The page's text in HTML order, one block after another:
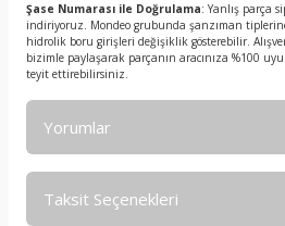
Şase Numarası ile Doğrulama: Yanlış parça
indiriyoruz. Mondeo grubunda şanzıman
hidrolik boru girişleri değişiklik gösterebilir.
bizimle paylaşarak parçanın aracınıza %100
teyit ettirebilirsiniz.
Yorumlar
Taksit Seçenekleri